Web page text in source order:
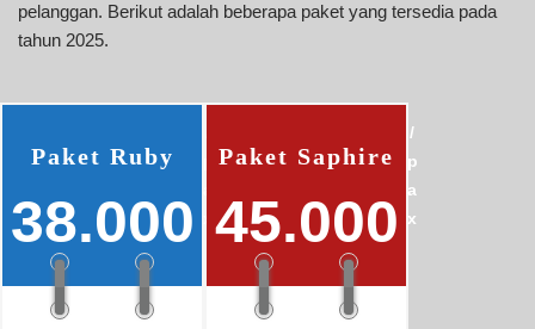
pelanggan. Berikut adalah beberapa paket yang tersedia pada
tahun 2025.
Paket Ruby
38.000
Paket Saphire
45.000
/
p
a
x